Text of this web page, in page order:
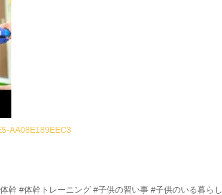
AA08E189EEC3
幹 #体幹トレーニング #子供の習い事 #子供のいる暮らし